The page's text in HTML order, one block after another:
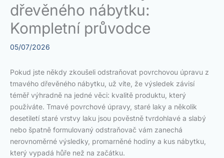
dřevěného nábytku:
Kompletní průvodce
05/07/2026
Pokud jste někdy zkoušeli odstraňovat povrchovou úpravu z
tmavého dřevěného nábytku, už víte, že výsledek závisí
téměř výhradně na jedné věci: kvalitě produktu, který
používáte. Tmavé povrchové úpravy, staré laky a několik
desetiletí staré vrstvy laku jsou pověstně tvrdohlavé a slabý
nebo špatně formulovaný odstraňovač vám zanechá
nerovnoměrné výsledky, promarněné hodiny a kus nábytku,
který vypadá hůře než na začátku.